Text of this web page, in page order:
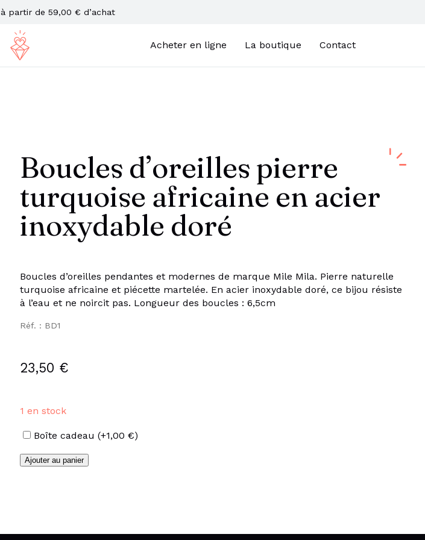
à partir de 59,00 € d’achat
Acheter en ligne La boutique Contact
Boucles d’oreilles pierre
turquoise africaine en acier
inoxydable doré
Boucles d’oreilles pendantes et modernes de marque Mile Mila. Pierre naturelle
turquoise africaine et piécette martelée. En acier inoxydable doré, ce bijou résiste
à l’eau et ne noircit pas. Longueur des boucles : 6,5cm
Réf. : BD1
23,50 €
1 en stock
Options
Boîte cadeau (+1,00 €)
quantité
Ajouter au panier